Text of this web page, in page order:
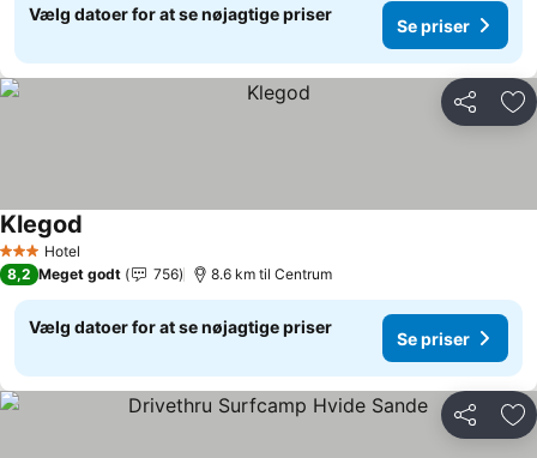
Vælg datoer for at se nøjagtige priser
Se priser
Del
3 StjernerHotel
Klegod
8,2 Meget godt 756 8.6 km til Centrum
Vælg datoer for at se nøjagtige priser
Se priser
Del